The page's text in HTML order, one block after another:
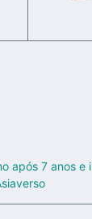
após 7 anos e